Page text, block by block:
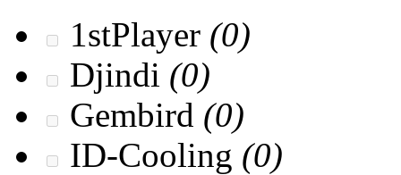
1stPlayer (0)
Djindi (0)
Gembird (0)
ID-Cooling (0)